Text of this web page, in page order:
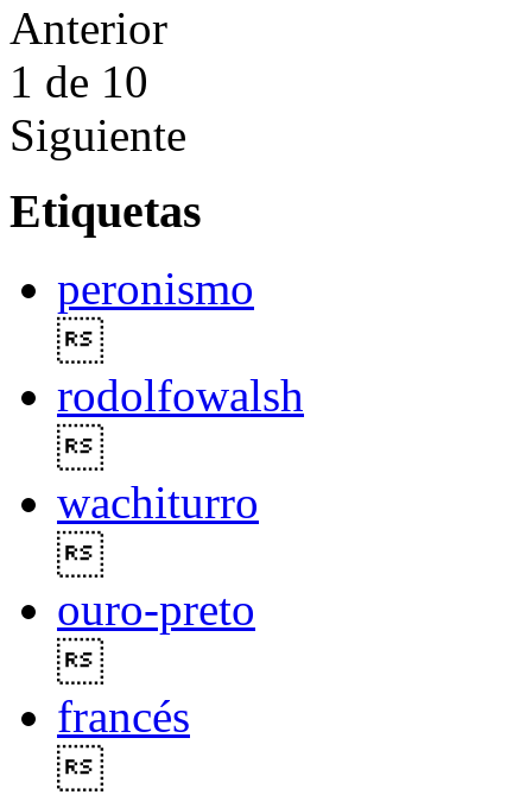
Anterior
1 de 10
Siguiente
Etiquetas
peronismo
rodolfowalsh
wachiturro
ouro-preto
francés